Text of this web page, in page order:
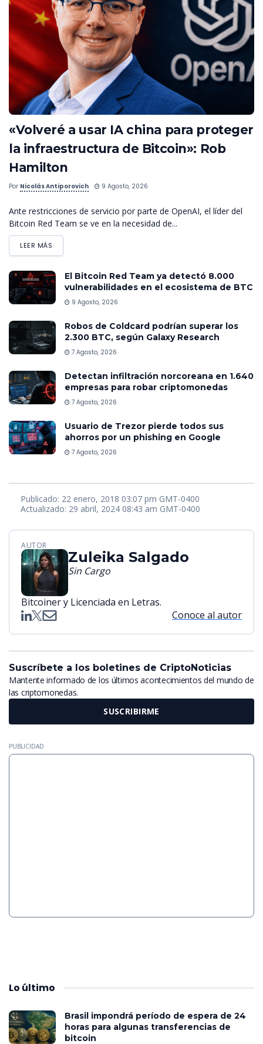
«Volveré a usar IA china para proteger
la infraestructura de Bitcoin»: Rob
Hamilton
Por Nicolás Antiporovich 9 Agosto, 2026
Ante restricciones de servicio por parte de OpenAI, el líder del
Bitcoin Red Team se ve en la necesidad de...
LEER MÁS
El Bitcoin Red Team ya detectó 8.000
vulnerabilidades en el ecosistema de BTC
9 Agosto, 2026
Robos de Coldcard podrían superar los
2.300 BTC, según Galaxy Research
7 Agosto, 2026
Detectan infiltración norcoreana en 1.640
empresas para robar criptomonedas
7 Agosto, 2026
Usuario de Trezor pierde todos sus
ahorros por un phishing en Google
7 Agosto, 2026
Publicado: 22 enero, 2018 03:07 pm GMT-0400
Actualizado: 29 abril, 2024 08:43 am GMT-0400
AUTOR
Zuleika Salgado
Sin Cargo
Bitcoiner y Licenciada en Letras.
Conoce al autor
Suscríbete a los boletines de CriptoNoticias
Mantente informado de los últimos acontecimientos del mundo de
las criptomonedas.
SUSCRIBIRME
PUBLICIDAD
Lo último
Brasil impondrá período de espera de 24
horas para algunas transferencias de
bitcoin